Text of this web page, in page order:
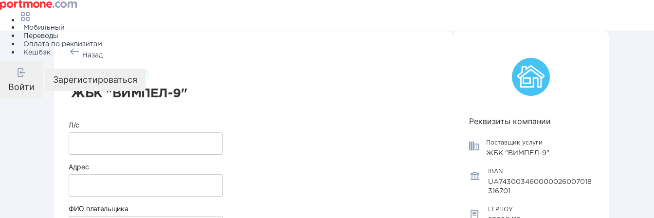
Мобильный
Переводы
Оплата по реквизитам
Кешбэк
Войти
Зарегистироваться
Назад
ЖБК "ВИМПЕЛ-9"
Л/с
Адрес
ФИО плательщика
Реквизиты компании
Поставщик услуги
ЖБК "ВИМПЕЛ-9"
IBAN
UA743003460000026007018
316701
ЕГРПОУ